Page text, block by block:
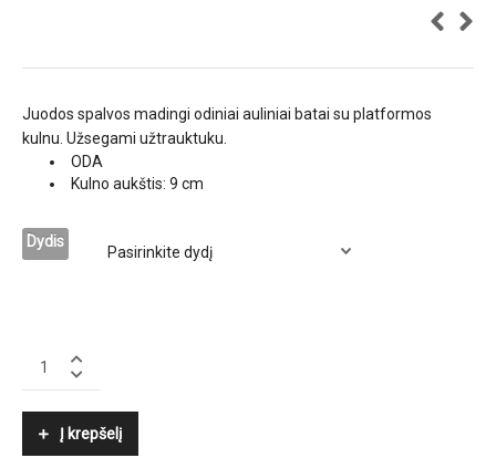
Juodos spalvos madingi odiniai auliniai batai su platformos
kulnu. Užsegami užtrauktuku.
ODA
Kulno aukštis: 9 cm
Dydis
PREMI
Į krepšelį